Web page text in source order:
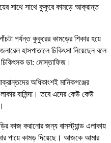
সাথে সাথে কুকুরে কামড়ে আক্রান্ত
পর্যন্ত কুকুরের কামড়ের শিকার হয়ে
হাসপাতালে চিকিৎসা নিয়েছেন বলে
চিকিৎসক ডা: মোস্তাফিজ।
অধিকাংশই মানিকগঞ্জের
বাসিন্দা। তবে এদের কেউ কেউ
কাজ করানোর জন্য বাসস্ট্যান্ড এলাকায়
পায়ে কামড় দিয়েছে। আজকে আমার